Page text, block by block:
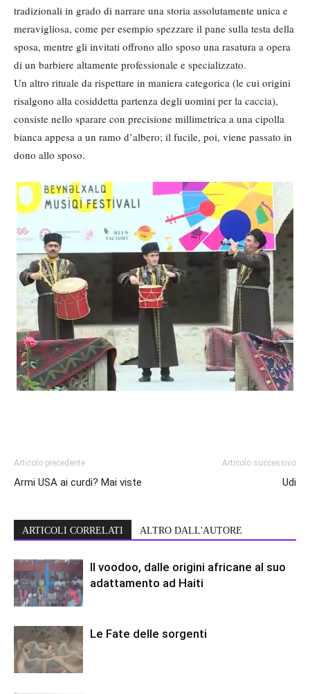
tradizionali in grado di narrare una storia assolutamente unica e
meravigliosa, come per esempio spezzare il pane sulla testa della
sposa, mentre gli invitati offrono allo sposo una rasatura a opera
di un barbiere altamente professionale e specializzato.
Un altro rituale da rispettare in maniera categorica (le cui origini
risalgono alla cosiddetta partenza degli uomini per la caccia),
consiste nello sparare con precisione millimetrica a una cipolla
bianca appesa a un ramo d’albero; il fucile, poi, viene passato in
dono allo sposo.
Articolo precedente
Armi USA ai curdi? Mai viste
Articolo successivo
Udi
ARTICOLI CORRELATI ALTRO DALL'AUTORE
Il voodoo, dalle origini africane al suo
adattamento ad Haiti
Le Fate delle sorgenti